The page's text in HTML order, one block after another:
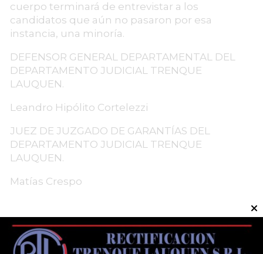
cuerpo terminará de entrevistar a los
candidatos que aún no pasaron por esa
instancia, una minoría.
DEFENSOR GENERAL DEPARTAMENTAL DEL
DEPARTAMENTO JUDICIAL TRENQUE
LAUQUEN.
Leandro Hipólito Cortelezzi
JUEZ DE JUZGADO DE GARANTÍAS DEL
DEPARTAMENTO JUDICIAL TRENQUE
LAUQUEN.
Matías Crespo